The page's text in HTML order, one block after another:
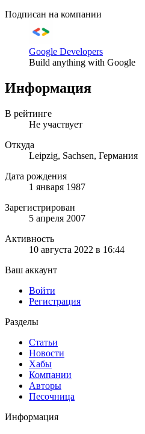
Подписан на компании
Google Developers
Build anything with Google
Информация
В рейтинге
Не участвует
Откуда
Leipzig, Sachsen, Германия
Дата рождения
1 января 1987
Зарегистрирован
5 апреля 2007
Активность
10 августа 2022 в 16:44
Ваш аккаунт
Войти
Регистрация
Разделы
Статьи
Новости
Хабы
Компании
Авторы
Песочница
Информация